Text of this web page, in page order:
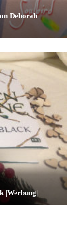
Deborah
|Werbung|